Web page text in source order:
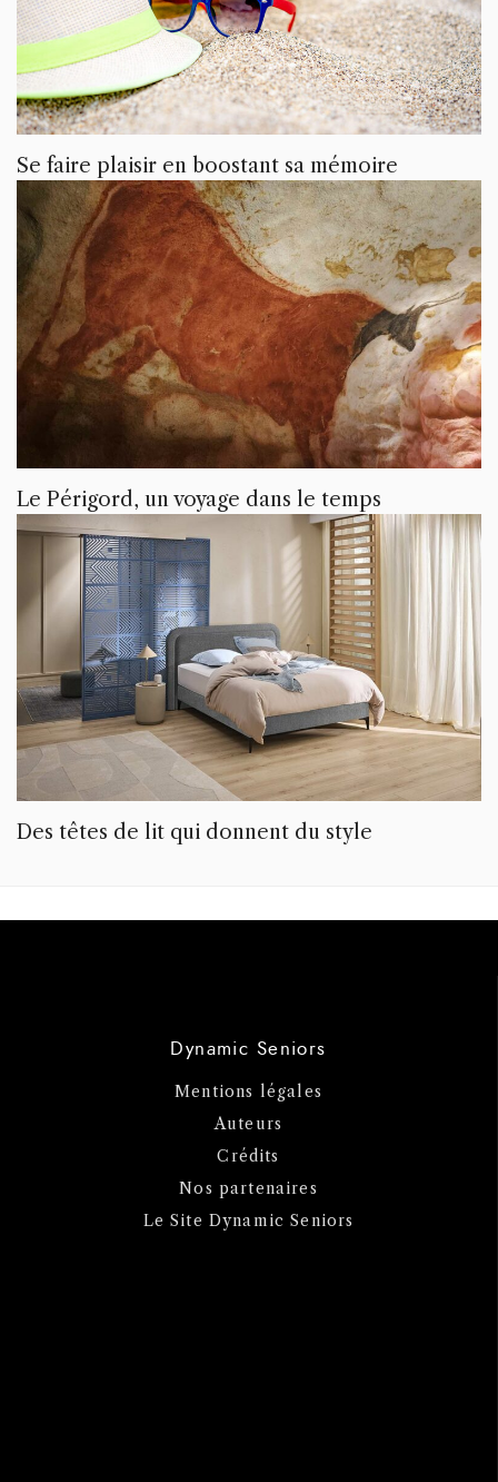
Se faire plaisir en boostant sa mémoire
Le Périgord, un voyage dans le temps
Des têtes de lit qui donnent du style
Dynamic Seniors
Mentions légales
Auteurs
Crédits
Nos partenaires
Le Site Dynamic Seniors